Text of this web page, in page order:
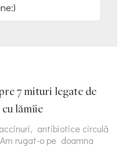
7 mituri legate de
lămîie
antibiotice circulă
rugat-o pe doamna